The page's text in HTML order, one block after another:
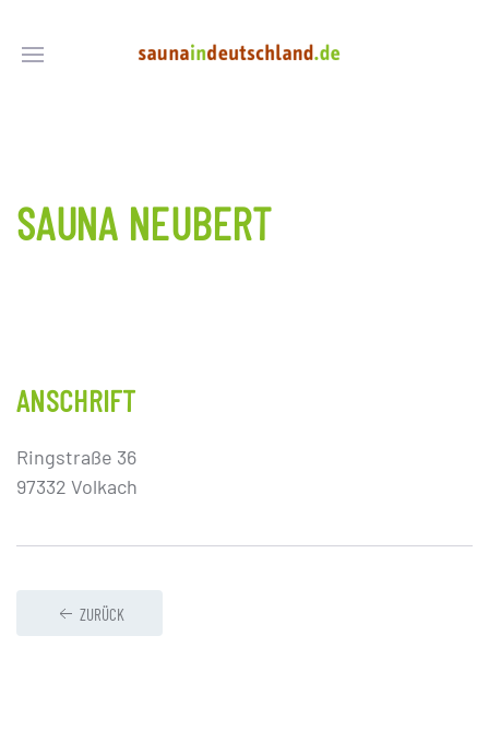
SAUNA NEUBERT
ANSCHRIFT
Ringstraße 36
97332 Volkach
ZURÜCK